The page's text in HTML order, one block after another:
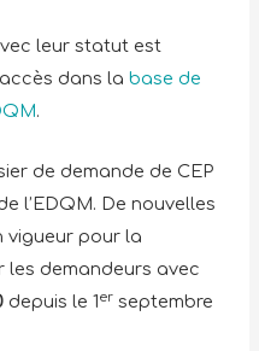
leur statut est
dans labase de
.
de demande de CEP
l’EDQM. De nouvelles
vigueur pour la
les demandeurs avec
depuis le 1er septembre